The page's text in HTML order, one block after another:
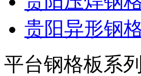
贵阳异形钢
平台钢格板系列